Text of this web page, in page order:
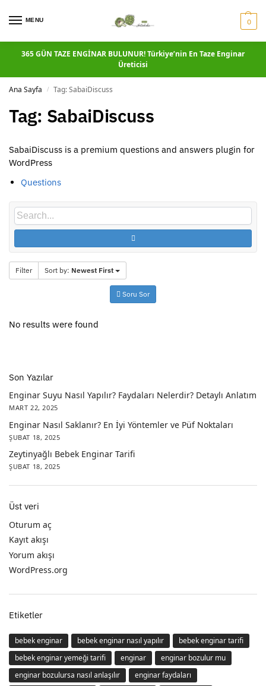
MENU 0
365 GÜN TAZE ENGİNAR BULUNUR! Türkiye’nin En Taze Enginar
Üreticisi
Ana Sayfa / Tag: SabaiDiscuss
Tag: SabaiDiscuss
SabaiDiscuss is a premium questions and answers plugin for
WordPress
Questions
Filter Sort by: Newest First
Soru Sor
No results were found
Son Yazılar
Enginar Suyu Nasıl Yapılır? Faydaları Nelerdir? Detaylı Anlatım
MART 22, 2025
Enginar Nasıl Saklanır? En İyi Yöntemler ve Püf Noktaları
ŞUBAT 18, 2025
Zeytinyağlı Bebek Enginar Tarifi
ŞUBAT 18, 2025
Üst veri
Oturum aç
Kayıt akışı
Yorum akışı
WordPress.org
Etiketler
bebek enginar bebek enginar nasıl yapılır
bebek enginar tarifi
bebek enginar yemeği tarifi
enginar
enginar bozulur mu
enginar bozulursa nasıl anlaşılır
enginar faydaları